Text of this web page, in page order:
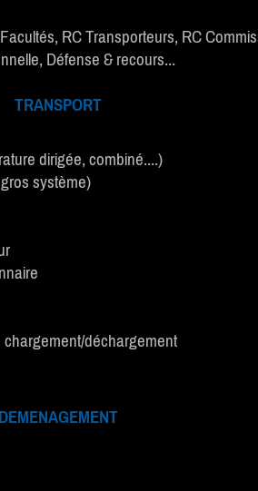
RC Transporteurs, RC
Défense & recours...
TRANSPORT
dirigée, combiné....)
système)
déchargement
DEMENAGEMENT